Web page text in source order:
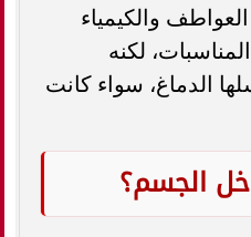
والكيمياء
لكنه
الدماغ، سواء كانت
الجسم؟